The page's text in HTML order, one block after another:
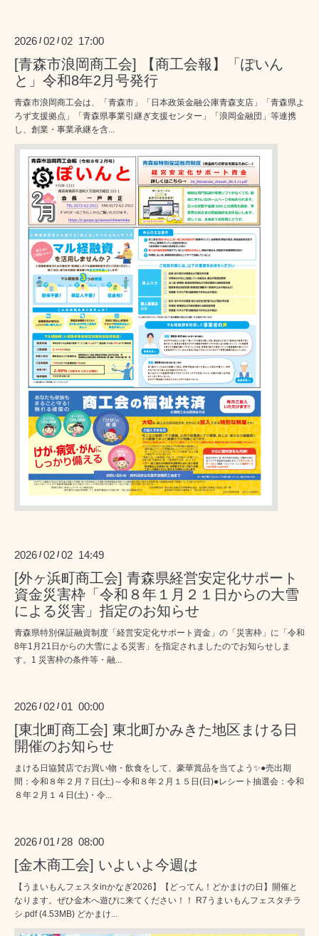
2026 /02 /02 17:00
[青森市浪岡商工会] 【商工会報】「ぽいん
と」令和8年2月号発行
青森市浪岡商工会は、「青森市」「日本政策金融公庫青森支店」「青森県よ
ろず支援拠点」「青森県事業引継ぎ支援センター」「浪岡金融団」等連携
し、創業・事業承継を含...
2026 /02 /02 14:49
[外ヶ浜町商工会] 青森県経営安定化サポート
資金災害枠「令和８年１月２１日からの大雪
による災害」指定のお知らせ
青森県特別保証融資制度「経営安定化サポート資金」の「災害枠」に「令和
8年1月21日からの大雪による災害」を指定されましたのでお知らせしま
す。1 災害枠の条件等・融...
2026 /02 /01 00:00
[東北町商工会] 東北町かみきた地区まける日
開催のお知らせ
まける日協賛店でお買い物・飲食をして、豪華賞品を当てよう✨●売出期
間：令和８年２月７日(土)～令和８年２月１５日(日)●レシート抽選会：令和
８年２月１４日(土)・令...
2026 /01 / 28 08:00
[金木商工会] いよいよ今週は
【うまいもんフェスタinかなぎ2026】【どってん！どかまけの日】開催と
なります。ぜひ金木へ遊びに来てください！！ R7うまいもんフェスタチラ
シ.pdf (4.53MB) どかまけ...